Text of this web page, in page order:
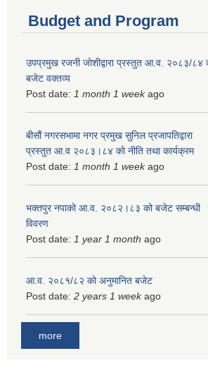
Budget and Program
उपप्रमुख रजनी जोशीद्वारा प्रस्तुत आ.व. २०८३/८४
बजेट वक्तव्य
Post date: 1 month 1 weekago
बीसौं नगरसभामा नगर प्रमुख सुनिल प्रजापतिद्वारा
प्रस्तुत आ.व‍ २०८३।८४ को नीति तथा कार्यक्रम
Post date: 1 month 1 weekago
भक्तपुर नपाको आ.व. २०८२।८३ को बजेट सम्बन्धी
विवरण
Post date: 1 year 1 month ago
आ.व. २०८१/८२ को अनुमानित बजेट
Post date: 2 years 1 weekago
more